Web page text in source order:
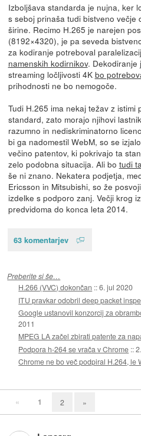
Izboljšava standarda je nujna, ker
s seboj prinaša tudi bistveno večje
širine. Recimo H.265 je narejen
(8192×4320), je pa seveda
za kodiranje potreboval
namenskih kodirnikov. Dekodiranje
streaming ločljivosti 4K bo
prihodnosti ne bo nemogoče.
Tudi H.265 ima nekaj težav z istimi
standard, zato morajo njihovi
razumno in nediskriminatorno
bi ga nadomestil WebM, so se
večino patentov, ki pokrivajo ta
zelo podobna situacija. Ali bo tudi
še ni znano. Nekatera podjetja,
Ericsson in Mitsubishi, so že
izdelke s podporo zanj. Večji krog
predvidoma do konca leta 2014.
63 komentarjev
Preberite si še…
H.266 (VVC) dokončan ::6. jul 2020
ITU pravkar odobril deep packet
Google ustanovil konzorcij za
2011
MPEG LA začel zbirati patente za
Podpora h-264 se vrača v Chrome ::
Chrome ne bo več podpiral H.264, le
« 1 2 »